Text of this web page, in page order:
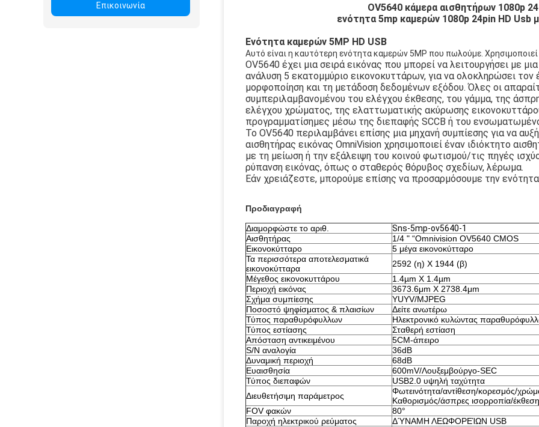
Επικοινωνία
OV5640 κάμερα αισθητήρων 1080p
ενότητα 5mp καμερών 1080p 24pin HD Usb
Ενότητα καμερών 5MP HD USB
Αυτό είναι η καυτότερη ενότητα καμερών 5MP που πωλούμε.
OV5640 έχει μια σειρά εικόνας που μπορεί να λειτουργήσει με
ανάλυση 5 εκατομμύριο εικονοκυττάρων, για να ολοκληρώσει
μορφοποίηση και τη μετάδοση δεδομένων εξόδου. Όλες οι
συμπεριλαμβανομένου του ελέγχου έκθεσης, του γάμμα, της
ελέγχου χρώματος, της ελαττωματικής ακύρωσης
προγραμματίσημες μέσω της διεπαφής SCCB ή του
Το OV5640 περιλαμβάνει επίσης μια μηχανή συμπίεσης για να
αισθητήρας εικόνας OmniVision χρησιμοποιεί έναν ιδιόκτητο
με τη μείωση ή την εξάλειψη του κοινού φωτισμού/τις πηγές
ρύπανση εικόνας, όπως ο σταθερός θόρυβος σχεδίων, λέρωμα.
Εάν χρειάζεστε, μπορούμε επίσης να προσαρμόσουμε την
Προδιαγραφή
Διαμορφώστε το αριθ.
Sns-5mp-ov5640-1
Αισθητήρας
1/4 " “Omnivision OV5640 CMOS
Εικονοκύτταρο
5 μέγα εικονοκύτταρο
Τα περισσότερα αποτελεσματικά
εικονοκύτταρα
2592 (η) Χ 1944 (β)
Μέγεθος εικονοκυττάρου
1.4µm X 1.4µm
Περιοχή εικόνας
3673.6μm X 2738.4μm
Σχήμα συμπίεσης
YUYV/MJPEG
Ποσοστό ψηφίσματος & πλαισίων
Δείτε ανωτέρω
Τύπος παραθυρόφυλλων
Ηλεκτρονικό κυλώντας
Τύπος εστίασης
Σταθερή εστίαση
Απόσταση αντικειμένου
5CM-άπειρο
S/N αναλογία
36dB
Δυναμική περιοχή
68dB
Ευαισθησία
600mV/Λουξεμβούργο-SEC
Τύπος διεπαφών
USB2.0 υψηλή ταχύτητα
Διευθετήσιμη παράμετρος
Φωτεινότητα/αντίθεση/κορεσμός/
Καθορισμός/άσπρες ισορροπία/έκθεση
FOV φακών
80°
Παροχή ηλεκτρικού ρεύματος
ΔΎΝΑΜΗ ΛΕΩΦΟΡΕΊΩΝ USB